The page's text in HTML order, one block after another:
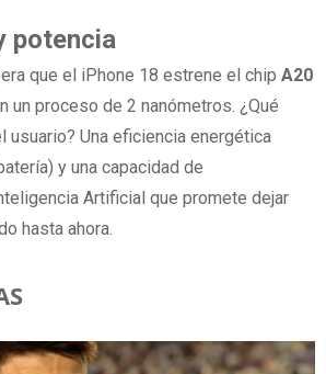
potencia
que el iPhone 18 estrene el chip A20
un proceso de 2 nanómetros. ¿Qué
usuario? Una eficiencia energética
y una capacidad de
Artificial que promete dejar
hasta ahora.